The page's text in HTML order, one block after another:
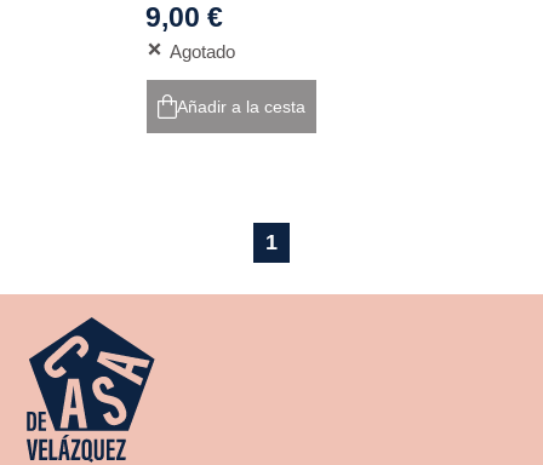
9,00 €
Agotado
Añadir a la cesta
1